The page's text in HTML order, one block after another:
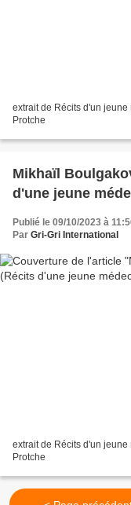
extrait de Récits d'un
Protche
Mikhaïl
d'une jeune
Publié le 09/10/2023 à
Par Gri-Gri International
extrait de Récits d'un
Protche